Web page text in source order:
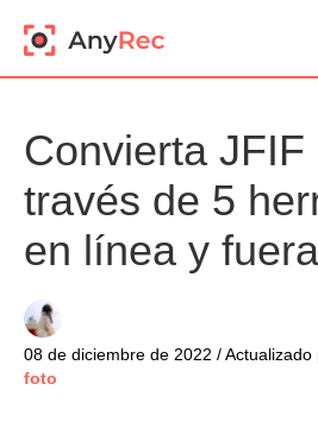
Convierta
través de 5
en línea y
08 de diciembre de 2022 / Actualizado
foto